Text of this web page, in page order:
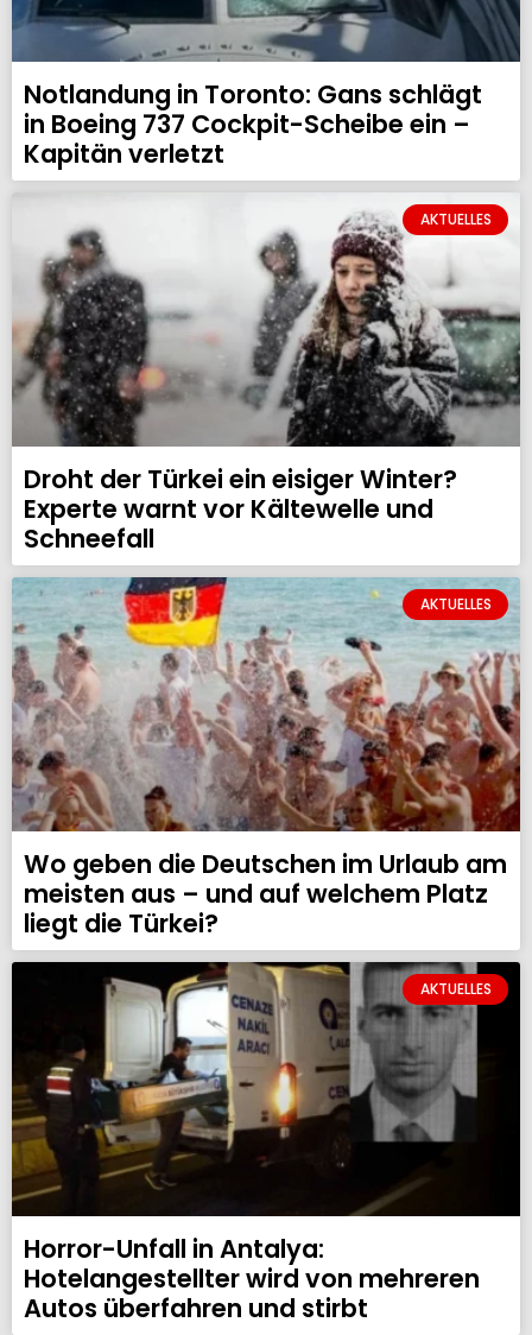
Notlandung in Toronto: Gans schlägt
in Boeing 737 Cockpit-Scheibe ein –
Kapitän verletzt
AKTUELLES
Droht der Türkei ein eisiger Winter?
Experte warnt vor Kältewelle und
Schneefall
AKTUELLES
Wo geben die Deutschen im Urlaub am
meisten aus – und auf welchem Platz
liegt die Türkei?
AKTUELLES
Horror-Unfall in Antalya:
Hotelangestellter wird von mehreren
Autos überfahren und stirbt